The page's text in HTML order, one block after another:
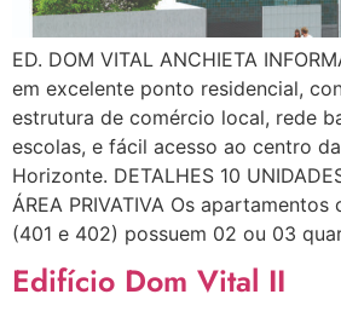
ED. DOM VITAL ANCHIETA
em excelente ponto residencial,
estrutura de comércio local, rede
escolas, e fácil acesso ao centro
Horizonte. DETALHES 10
ÁREA PRIVATIVA Os
(401 e 402) possuem 02 ou 03
Edifício Dom Vital II